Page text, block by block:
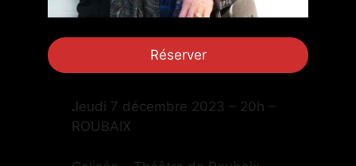
Réserver
Jeudi 7 décembre 2023 – 20h –
ROUBAIX